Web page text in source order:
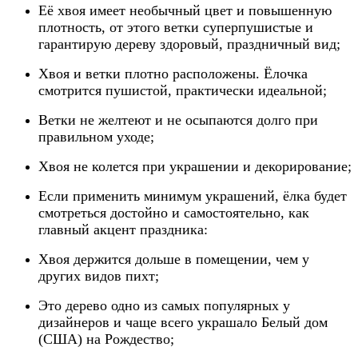
Её хвоя имеет необычный цвет и повышенную
плотность, от этого ветки суперпушистые и
гарантирую дереву здоровый, праздничный вид;
Хвоя и ветки плотно расположены. Ёлочка
смотрится пушистой, практически идеальной;
Ветки не желтеют и не осыпаются долго при
правильном уходе;
Хвоя не колется при украшении и декорирование;
Если применить минимум украшений, ёлка будет
смотреться достойно и самостоятельно, как
главный акцент праздника:
Хвоя держится дольше в помещении, чем у
других видов пихт;
Это дерево одно из самых популярных у
дизайнеров и чаще всего украшало Белый дом
(США) на Рождество;